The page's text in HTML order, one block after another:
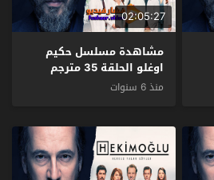
02:05:27
مشاهدة مسلسل حكيم
اوغلو الحلقة 35 مترجم
منذ 6 سنوات